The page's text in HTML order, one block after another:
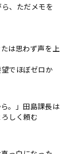
、ただメモを
は思わず声を上
でほぼゼロか
。」田島課長は
しく頼む